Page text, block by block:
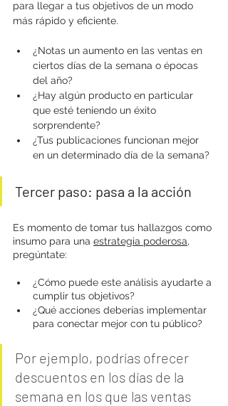
para llegar a tus objetivos de un modo
más rápido y eficiente.
¿Notas un aumento en las ventas en
ciertos días de la semana o épocas
del año?
¿Hay algún producto en particular
que esté teniendo un éxito
sorprendente?
¿Tus publicaciones funcionan mejor
en un determinado día de la semana?
Tercer paso: pasa a la acción
Es momento de tomar tus hallazgos como
insumo para una estrategia poderosa,
pregúntate:
¿Cómo puede este análisis ayudarte a
cumplir tus objetivos?
¿Qué acciones deberías implementar
para conectar mejor con tu público?
Por ejemplo, podrías ofrecer
descuentos en los días de la
semana en los que las ventas